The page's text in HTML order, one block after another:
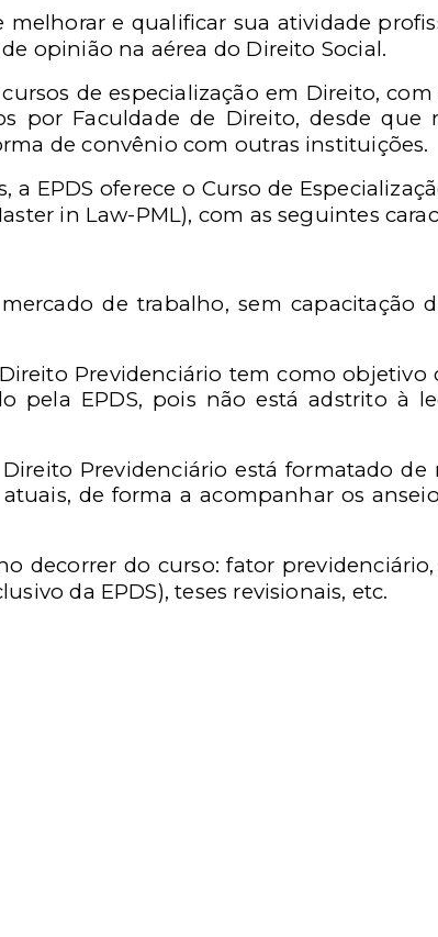
e qualificar sua atividade
opinião na aérea do Direito Social.
de especialização em Direito,
por Faculdade de Direito, desde que
de convênio com outras instituições.
EPDS oferece o Curso de
in Law-PML), com as seguintes
de trabalho, sem capacitação
Previdenciário tem como objetivo
pela EPDS, pois não está adstrito à
Previdenciário está formatado
de forma a acompanhar os
decorrer do curso: fator
da EPDS), teses revisionais, etc.